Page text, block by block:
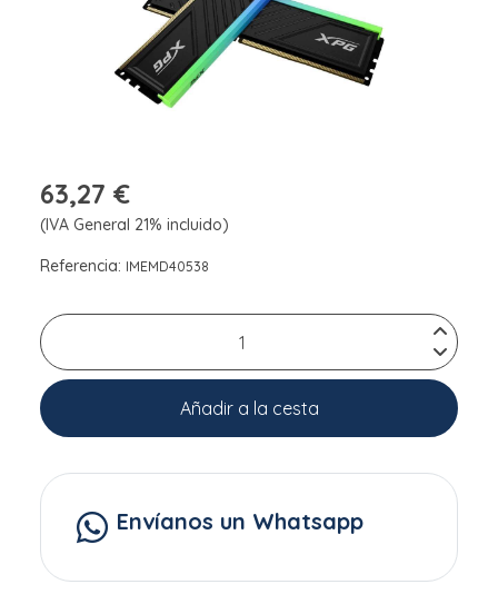
63,27 €
(IVA General 21% incluido)
Referencia: IMEMD40538
Añadir a la cesta
Envíanos un Whatsapp